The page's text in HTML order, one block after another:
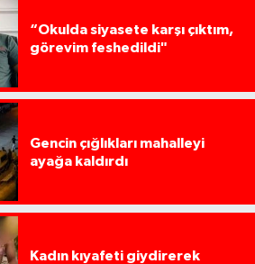
“Okulda siyasete karşı çıktım,
görevim feshedildi"
Gencin çığlıkları mahalleyi
ayağa kaldırdı
Kadın kıyafeti giydirerek